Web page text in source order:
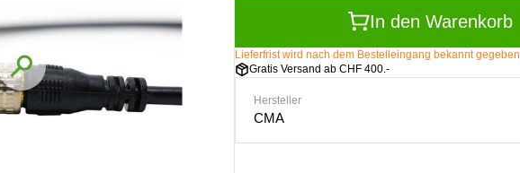
In den Warenkorb
Lieferfrist wird nach dem Bestelleingang bekannt gegeben
Gratis Versand ab CHF 400.-
Hersteller
CMA